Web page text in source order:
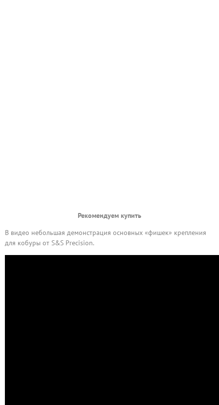
Рекомендуем купить
В видео небольшая демонстрация основных «фишек» крепления
для кобуры от S&S Precision.